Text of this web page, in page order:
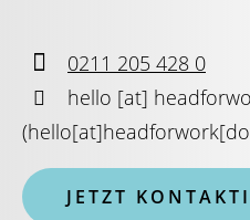

0211 205 428 0

hello [at]
(
JETZT